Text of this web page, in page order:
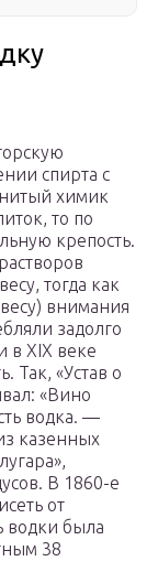
спирта с
химик
то по
крепость.
тогда как
внимания
задолго
в XIX веке
Так, «Устав о
«Вино
водка. —
казенных
В 1860-е
от
водки была
38